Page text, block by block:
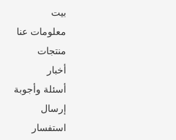
بيت
معلومات عنا
منتجات
أخبار
أسئلة وأجوبة
إرسال
استفسار